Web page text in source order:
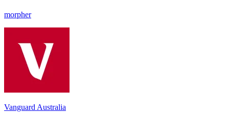
morpher
Vanguard Australia